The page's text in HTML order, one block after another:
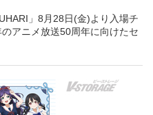
」8月28日(金)より入場チ
アニメ放送50周年に向けたセ